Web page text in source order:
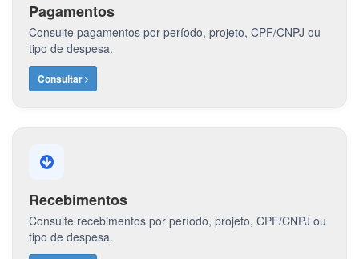
Pagamentos
Consulte pagamentos por período, projeto, CPF/CNPJ ou
tipo de despesa.
Consultar
Recebimentos
Consulte recebimentos por período, projeto, CPF/CNPJ ou
tipo de despesa.